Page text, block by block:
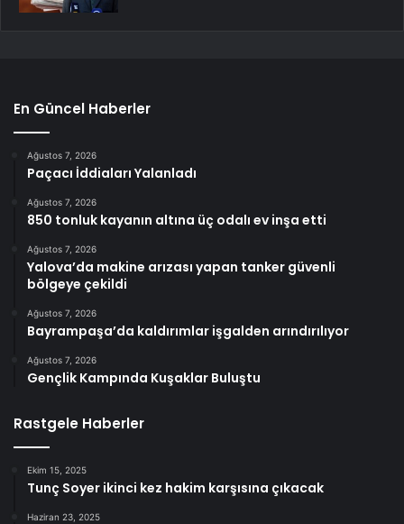
En Güncel Haberler
Ağustos 7, 2026
Paçacı İddiaları Yalanladı
Ağustos 7, 2026
850 tonluk kayanın altına üç odalı ev inşa etti
Ağustos 7, 2026
Yalova’da makine arızası yapan tanker güvenli
bölgeye çekildi
Ağustos 7, 2026
Bayrampaşa’da kaldırımlar işgalden arındırılıyor
Ağustos 7, 2026
Gençlik Kampında Kuşaklar Buluştu
Rastgele Haberler
Ekim 15, 2025
Tunç Soyer ikinci kez hakim karşısına çıkacak
Haziran 23, 2025